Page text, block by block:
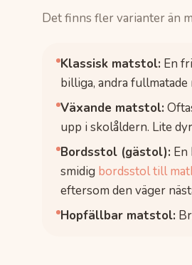
Det finns fler varianter än
Klassisk matstol: En
billiga, andra
Växande matstol:
upp i skolåldern. Lite
Bordsstol (gästol): En
smidig bordsstol till
eftersom den väger
Hopfällbar matstol: